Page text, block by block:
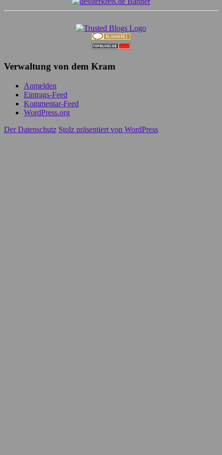
Verwaltung von dem Kram
Anmelden
Eintrags-Feed
Kommentar-Feed
WordPress.org
Der Datenschutz Stolz präsentiert von WordPress